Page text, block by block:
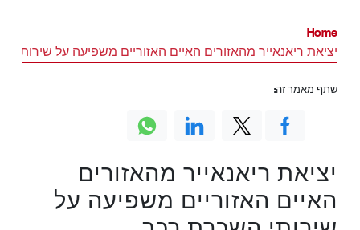
Home
יציאת ריאנאייר מהאזורים האיים האזוריים משפיעה על שירותי
יציאת ריאנאייר מהאזורים
האיים האזוריים משפיעה על
שתף מאמר זה: